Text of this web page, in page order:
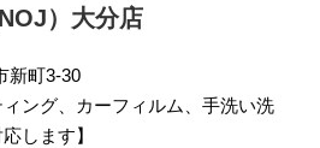
）大分店
新町3-30
ング、カーフィルム、手洗い洗
します】